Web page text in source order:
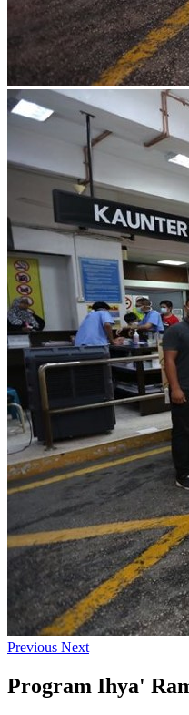
Previous Next
Program Ihya'